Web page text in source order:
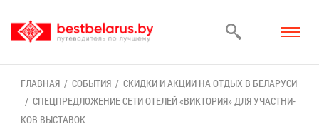
ГЛАВ­НАЯ СО­БЫ­ТИЯ
СКИД­КИ И АК­ЦИИ НА ОТ­ДЫХ В БЕ­ЛА­РУ­СИ
СПЕЦ­ПРЕД­ЛО­ЖЕ­НИЕ СЕ­ТИ ОТЕ­ЛЕЙ «ВИК­ТО­РИЯ» ДЛЯ УЧАСТ­НИ­
КОВ ВЫ­СТА­ВОК